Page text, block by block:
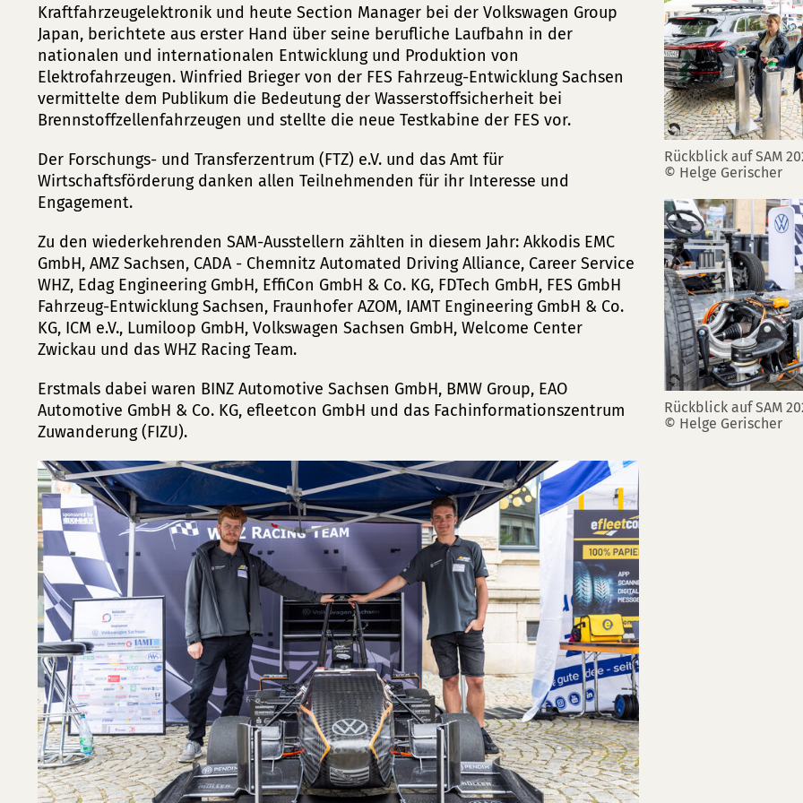
Kraftfahrzeugelektronik und heute Section Manager bei der Volkswagen Group
Japan, berichtete aus erster Hand über seine berufliche Laufbahn in der
nationalen und internationalen Entwicklung und Produktion von
Elektrofahrzeugen. Winfried Brieger von der FES Fahrzeug-Entwicklung Sachsen
vermittelte dem Publikum die Bedeutung der Wasserstoffsicherheit bei
Brennstoffzellenfahrzeugen und stellte die neue Testkabine der FES vor.
Der Forschungs- und Transferzentrum (FTZ) e.V. und das Amt für
Wirtschaftsförderung danken allen Teilnehmenden für ihr Interesse und
Engagement.
Zu den wiederkehrenden SAM-Ausstellern zählten in diesem Jahr: Akkodis EMC
GmbH, AMZ Sachsen, CADA - Chemnitz Automated Driving Alliance, Career Service
WHZ, Edag Engineering GmbH, EffiCon GmbH & Co. KG, FDTech GmbH, FES GmbH
Fahrzeug-Entwicklung Sachsen, Fraunhofer AZOM, IAMT Engineering GmbH & Co.
KG, ICM e.V., Lumiloop GmbH, Volkswagen Sachsen GmbH, Welcome Center
Zwickau und das WHZ Racing Team.
Erstmals dabei waren BINZ Automotive Sachsen GmbH, BMW Group, EAO
Automotive GmbH & Co. KG, efleetcon GmbH und das Fachinformationszentrum
Zuwanderung (FIZU).
Rückblick auf SAM
© Helge Gerischer
Rückblick auf SAM
© Helge Gerischer